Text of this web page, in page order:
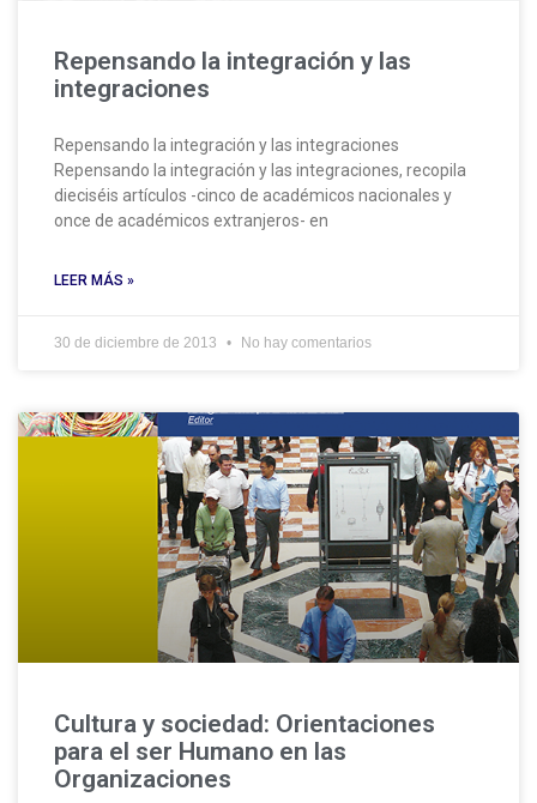
Repensando la integración y las
integraciones
Repensando la integración y las integraciones
Repensando la integración y las integraciones, recopila
dieciséis artículos -cinco de académicos nacionales y
once de académicos extranjeros- en
LEER MÁS »
30 de diciembre de 2013 No hay comentarios
Cultura y sociedad: Orientaciones
para el ser Humano en las
Organizaciones